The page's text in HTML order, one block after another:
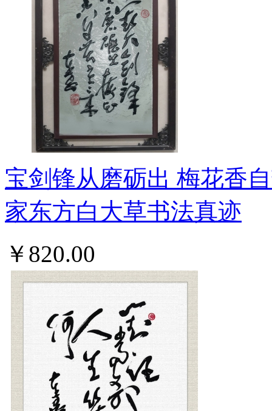
宝剑锋从磨砺出 梅花香
家东方白大草书法真迹
￥820.00